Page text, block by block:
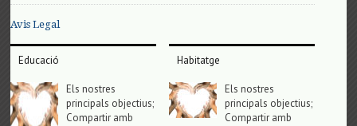
Avis Legal
Educació
Els nostres
principals objectius;
Compartir amb
Habitatge
Els nostres
principals objectius;
Compartir amb